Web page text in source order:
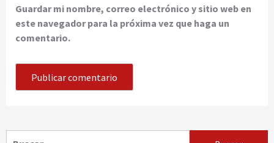
Guardar mi nombre, correo electrónico y sitio web en
este navegador para la próxima vez que haga un
comentario.